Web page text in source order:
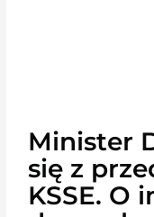
Minister
się z
KSSE. O